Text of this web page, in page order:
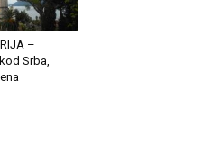
–
Srba,